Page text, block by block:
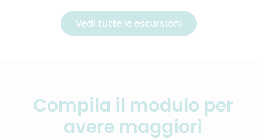
Vedi tutte le escursioni
Compila il modulo per
avere maggiori